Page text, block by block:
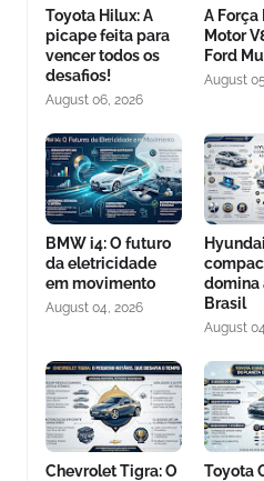
Toyota Hilux: A
picape feita para
vencer todos os
desafios!
August 06, 2026
A Força
Motor
Ford
August
BMW i4: O futuro
da eletricidade
em movimento
August 04, 2026
domina
Brasil
August
Chevrolet Tigra: O
Toyota